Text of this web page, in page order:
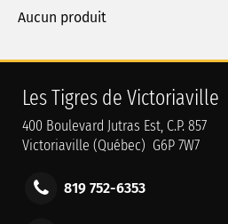
Aucun produit
Les Tigres de Victoriaville
400 Boulevard Jutras Est, C.P. 857
Victoriaville (Québec) G6P 7W7
819 752-6353